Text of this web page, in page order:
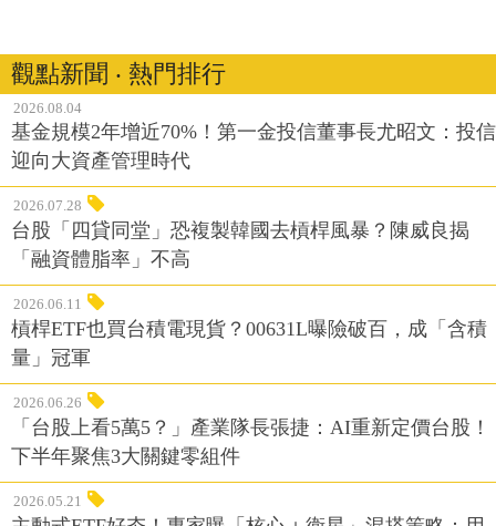
觀點新聞 ‧ 熱門排行
2026.08.04
基金規模2年增近70%！第一金投信董事長尤昭文：投信
迎向大資產管理時代
2026.07.28
台股「四貸同堂」恐複製韓國去槓桿風暴？陳威良揭
「融資體脂率」不高
2026.06.11
槓桿ETF也買台積電現貨？00631L曝險破百，成「含積
量」冠軍
2026.06.26
「台股上看5萬5？」產業隊長張捷：AI重新定價台股！
下半年聚焦3大關鍵零組件
2026.05.21